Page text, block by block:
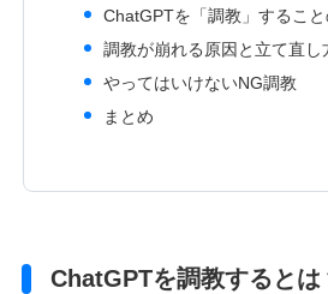
ChatGPTを「調教」すること
調教が崩れる原因と立て直し
やってはいけないNG調教
まとめ
ChatGPTを調教するとは